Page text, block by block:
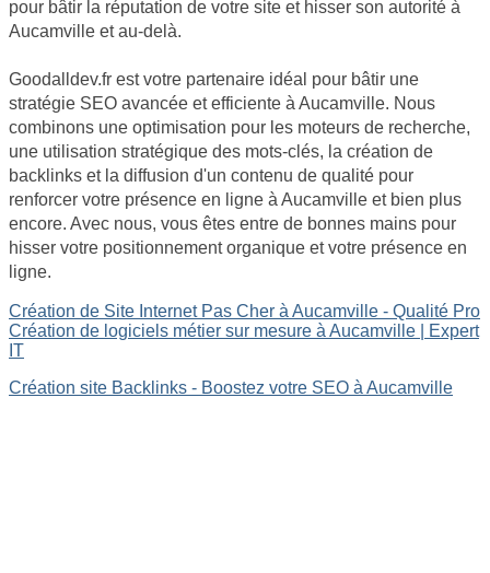
pour bâtir la réputation de votre site et hisser son autorité à
Aucamville et au-delà.
Goodalldev.fr est votre partenaire idéal pour bâtir une
stratégie SEO avancée et efficiente à Aucamville. Nous
combinons une optimisation pour les moteurs de recherche,
une utilisation stratégique des mots-clés, la création de
backlinks et la diffusion d'un contenu de qualité pour
renforcer votre présence en ligne à Aucamville et bien plus
encore. Avec nous, vous êtes entre de bonnes mains pour
hisser votre positionnement organique et votre présence en
ligne.
Création de Site Internet Pas Cher à Aucamville - Qualité Pro
Création de logiciels métier sur mesure à Aucamville | Expert
IT
Création site Backlinks - Boostez votre SEO à Aucamville